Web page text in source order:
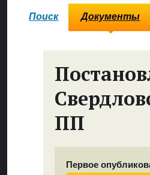
Поиск Документы
ПП
Первое